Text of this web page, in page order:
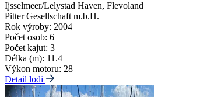
Ijsselmeer/Lelystad Haven, Flevoland
Pitter Gesellschaft m.b.H.
Rok výroby: 2004
Počet osob: 6
Počet kajut: 3
Délka (m): 11.4
Výkon motoru: 28
Detail lodi